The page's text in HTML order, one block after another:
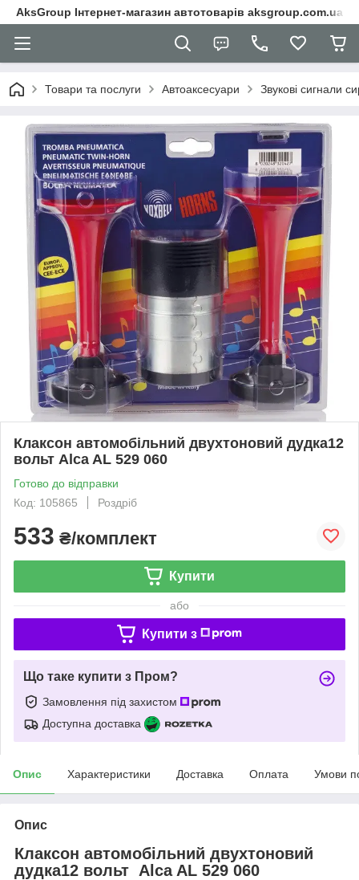
AksGroup Інтернет-магазин автотоварів aksgroup.com.ua
Товари та послуги Автоаксесуари Звукові сигнали
Клаксон автомобільний двухтоновий дудка12
вольт Alca AL 529 060
Готово до відправки
Код: 105865
Роздріб
533 ₴/комплект
Купити
або
Купити з
Що таке купити з Пром?
Замовлення під захистом
Доступна доставка
Опис Характеристики Доставка Оплата Умови
Опис
Клаксон автомобільний двухтоновий
дудка12 вольт Alca AL 529 060